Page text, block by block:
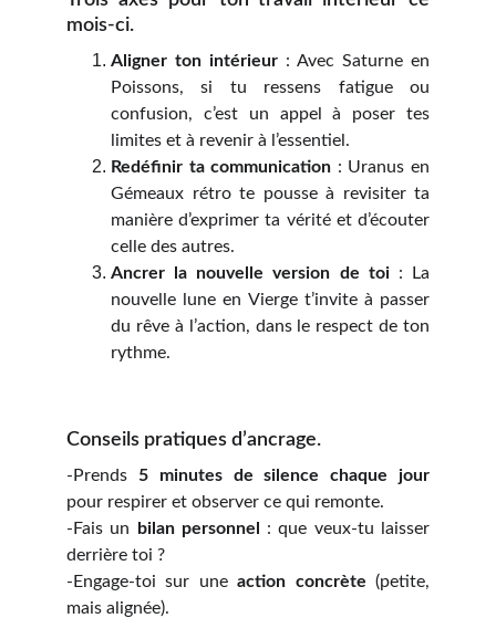
mois-ci.
Aligner ton intérieur : Avec Saturne en
Poissons, si tu ressens fatigue ou
confusion, c’est un appel à poser tes
limites et à revenir à l’essentiel.
Redéfinir ta communication : Uranus en
Gémeaux rétro te pousse à revisiter ta
manière d’exprimer ta vérité et d’écouter
celle des autres.
Ancrer la nouvelle version de toi: La
nouvelle lune en Vierge t’invite à passer
du rêve à l’action, dans le respect de ton
rythme.
Conseils pratiques d’ancrage.
-Prends 5 minutes de silence chaque jour
pour respirer et observer ce qui remonte.
-Fais un
bilan personnel
: que veux-tu laisser
derrière toi ?
-Engage-toi sur uneaction concrète (petite,
mais alignée).